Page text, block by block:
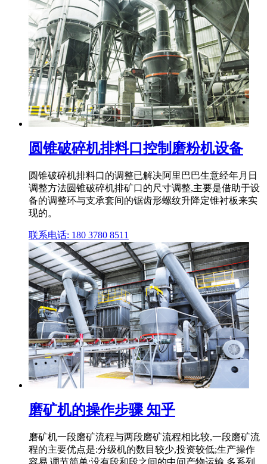
圆锥破碎机排料口控制磨粉机设备
圆锥破碎机排料口的调整已解决阿里巴巴生意经年月日
调整方法圆锥破碎机排矿口的尺寸调整,主要是借助于设
备的调整环与支承套间的锯齿形螺纹升降定锥衬板来实
现的。
联系电话: 180 3780 8511
磨矿机的操作步骤 知乎
磨矿机一段磨矿流程与两段磨矿流程相比较,一段磨矿流
程的主要优点是:分级机的数目较少,投资较低;生产操作
容易,调节简单;没有段和段之间的中间产物运输,多系列